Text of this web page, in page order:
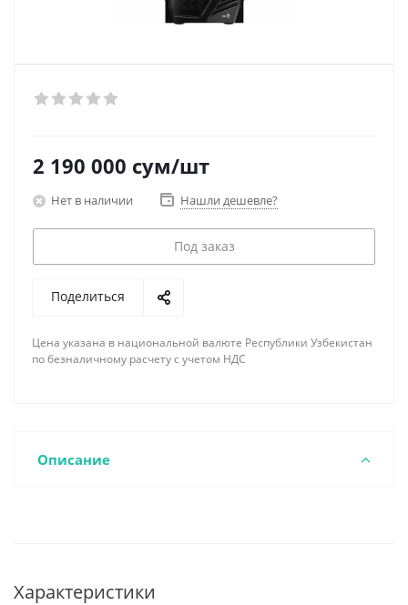
2 190 000 сум/шт
Нет в наличии Нашли дешевле?
Под заказ
Поделиться
Цена указана в национальной валюте Республики Узбекистан
по безналичному расчету с учетом НДС
Описание
Характеристики